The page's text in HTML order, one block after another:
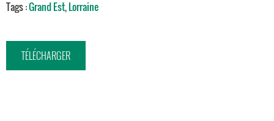
Tags :Grand Est,Lorraine
TÉLÉCHARGER